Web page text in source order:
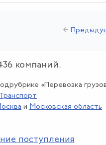
←
компаний.
«Перевозка
Транспорт
и Московская область
поступления